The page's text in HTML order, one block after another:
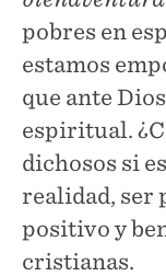
pobres en
estamos
que ante
espiritual.
dichosos si
realidad, ser
positivo y
cristianas.